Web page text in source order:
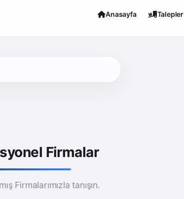
Anasayfa Talepler
Firmalar
Firmalarımızla tanışın.